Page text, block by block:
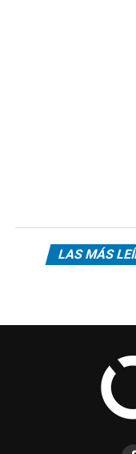
LAS MÁS